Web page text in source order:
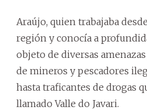
Araújo, quien trabajaba
región y conocía a
objeto de diversas
de mineros y pescadores
hasta traficantes de drogas
llamado Valle do Javari.